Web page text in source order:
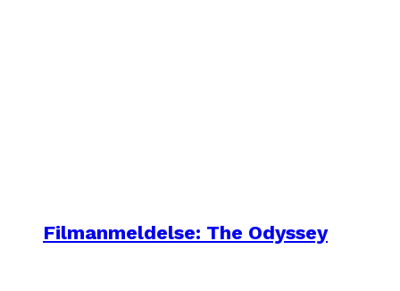
Filmanmeldelse: The Odyssey